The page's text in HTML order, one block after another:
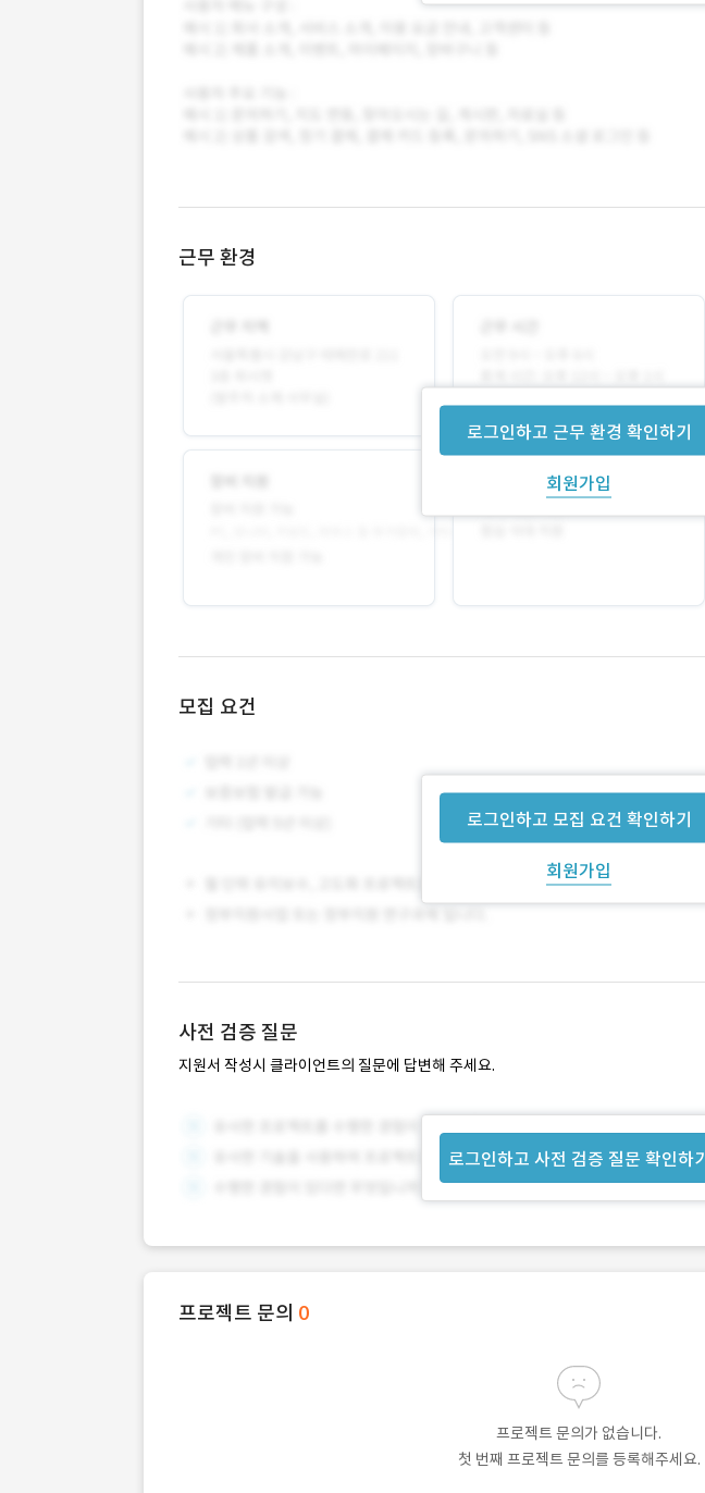
근무 환경
로그인하고 근무 환경 확인하기
회원가입
모집 요건
로그인하고 모집 요건 확인하기
회원가입
사전 검증 질문
지원서 작성시 클라이언트의 질문에 답변해 주세요.
로그인하고 사전 검증 질문 확인하기
프로젝트 문의 0
프로젝트 문의가 없습니다.
첫 번째 프로젝트 문의를 등록해주세요.